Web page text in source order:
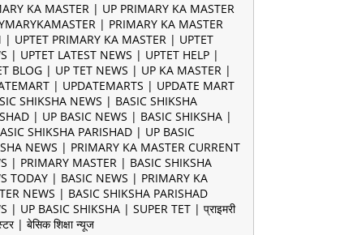
KA MASTER | UP PRIMARY KA MASTER
| PRIMARY KA MASTER
| UPTET PRIMARY KA MASTER | UPTET
| UPTET LATEST NEWS | UPTET HELP |
BLOG | UP TET NEWS | UP KA MASTER |
| UPDATEMARTS | UPDATE MART
SHIKSHA NEWS | BASIC SHIKSHA
| UP BASIC NEWS | BASIC SHIKSHA |
SHIKSHA PARISHAD | UP BASIC
NEWS | PRIMARY KA MASTER CURRENT
| PRIMARY MASTER | BASIC SHIKSHA
TODAY | BASIC NEWS | PRIMARY KA
NEWS | BASIC SHIKSHA PARISHAD
| UP BASIC SHIKSHA | SUPER TET | प्राइमरी
| बेसिक शिक्षा न्यूज